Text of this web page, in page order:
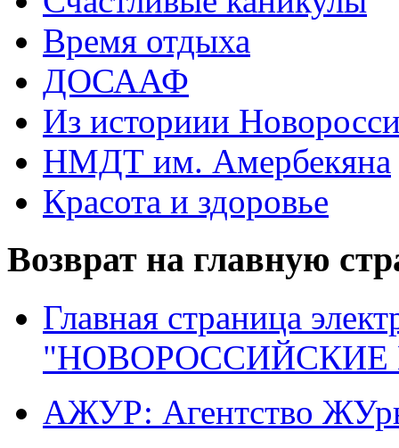
Время отдыха
ДОСААФ
Из историии
НМДТ им. Амербекяна
Красота и здоровье
Возврат на главную
Главная страница
"НОВОРОССИЙСКИЕ
АЖУР: Агентство